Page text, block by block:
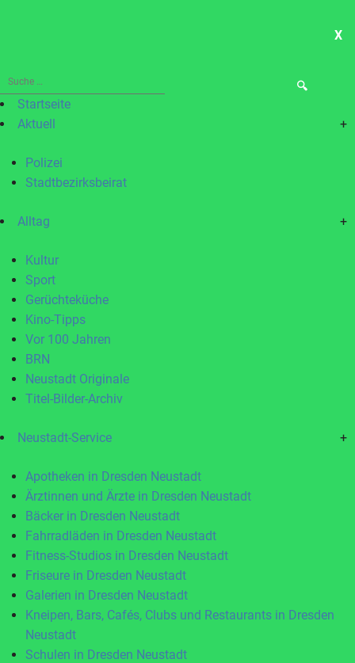
X
Suche
nach:Startseite
Aktuell
+
Polizei
Stadtbezirksbeirat
Alltag +
Kultur
Sport
Gerüchteküche
Kino-Tipps
Vor 100 Jahren
BRN
Neustadt Originale
Titel-Bilder-Archiv
Neustadt-Service +
Apotheken in Dresden Neustadt
Ärztinnen und Ärzte in Dresden Neustadt
Bäcker in Dresden Neustadt
Fahrradläden in Dresden Neustadt
Fitness-Studios in Dresden Neustadt
Friseure in Dresden Neustadt
Galerien in Dresden Neustadt
Kneipen, Bars, Cafés, Clubs und Restaurants in Dresden
Neustadt
Schulen in Dresden Neustadt